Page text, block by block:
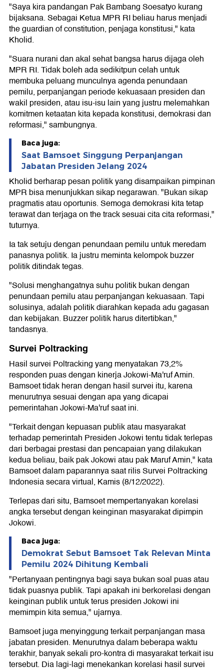
"Saya kira pandangan Pak Bambang Soesatyo kurang
bijaksana. Sebagai Ketua MPR RI beliau harus menjadi
the guardian of constitution, penjaga konstitusi," kata
Kholid.
"Suara nurani dan akal sehat bangsa harus dijaga oleh
MPR RI. Tidak boleh ada sedikitpun celah untuk
membuka peluang munculnya agenda penundaan
pemilu, perpanjangan periode kekuasaan presiden dan
wakil presiden, atau isu-isu lain yang justru melemahkan
komitmen ketaatan kita kepada konstitusi, demokrasi dan
reformasi," sambungnya.
Baca juga:
Saat Bamsoet Singgung Perpanjangan
Jabatan Presiden Jelang 2024
Kholid berharap pesan politik yang disampaikan pimpinan
MPR bisa menunjukkan sikap negarawan. "Bukan sikap
pragmatis atau oportunis. Semoga demokrasi kita tetap
terawat dan terjaga on the track sesuai cita cita reformasi,"
tuturnya.
Ia tak setuju dengan penundaan pemilu untuk meredam
panasnya politik. Ia justru meminta kelompok buzzer
politik ditindak tegas.
"Solusi menghangatnya suhu politik bukan dengan
penundaan pemilu atau perpanjangan kekuasaan. Tapi
solusinya, adalah politik diarahkan kepada adu gagasan
dan kebijakan. Buzzer politik harus ditertibkan,"
tandasnya.
Survei Poltracking
Hasil survei Poltracking yang menyatakan 73,2%
responden puas dengan kinerja Jokowi-Ma'ruf Amin.
Bamsoet tidak heran dengan hasil survei itu, karena
menurutnya sesuai dengan apa yang dicapai
pemerintahan Jokowi-Ma'ruf saat ini.
"Terkait dengan kepuasan publik atau masyarakat
terhadap pemerintah Presiden Jokowi tentu tidak terlepas
dari berbagai prestasi dan pencapaian yang dilakukan
kedua beliau, baik pak Jokowi atau pak Maruf Amin," kata
Bamsoet dalam paparannya saat rilis Survei Poltracking
Indonesia secara virtual, Kamis (8/12/2022).
Terlepas dari situ, Bamsoet mempertanyakan korelasi
angka tersebut dengan keinginan masyarakat dipimpin
Jokowi.
Baca juga:
Demokrat Sebut Bamsoet Tak Relevan Minta
Pemilu 2024 Dihitung Kembali
"Pertanyaan pentingnya bagi saya bukan soal puas atau
tidak puasnya publik. Tapi apakah ini berkorelasi dengan
keinginan publik untuk terus presiden Jokowi ini
memimpin kita semua," ujarnya.
Bamsoet juga menyinggung terkait perpanjangan masa
jabatan presiden. Menurutnya dalam beberapa waktu
terakhir, banyak sekali pro-kontra di masyarakat terkait isu
tersebut. Dia lagi-lagi menekankan korelasi hasil survei